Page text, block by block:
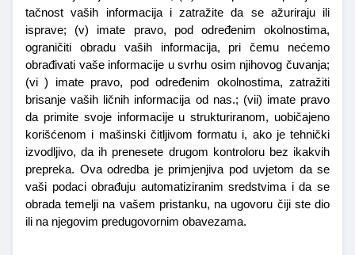
tačnost vaših informacija i zatražite da se ažuriraju ili
isprave; (v) imate pravo, pod određenim okolnostima,
ograničiti obradu vaših informacija, pri čemu nećemo
obrađivati vaše informacije u svrhu osim njihovog čuvanja;
(vi ) imate pravo, pod određenim okolnostima, zatražiti
brisanje vaših ličnih informacija od nas.; (vii) imate pravo
da primite svoje informacije u strukturiranom, uobičajeno
korišćenom i mašinski čitljivom formatu i, ako je tehnički
izvodljivo, da ih prenesete drugom kontroloru bez ikakvih
prepreka. Ova odredba je primjenjiva pod uvjetom da se
vaši podaci obrađuju automatiziranim sredstvima i da se
obrada temelji na vašem pristanku, na ugovoru čiji ste dio
ili na njegovim predugovornim obavezama.